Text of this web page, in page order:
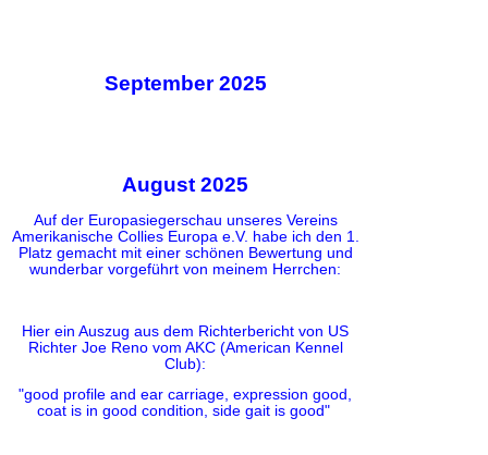
September 2025
August 2025
Auf der Europasiegerschau unseres Vereins
Amerikanische Collies Europa e.V. habe ich den 1.
Platz gemacht mit einer schönen Bewertung und
wunderbar vorgeführt von meinem Herrchen:
Hier ein Auszug aus dem Richterbericht von US
Richter Joe Reno vom AKC (American Kennel
Club):
"good profile and ear carriage, expression good,
coat is in good condition, side gait is good"